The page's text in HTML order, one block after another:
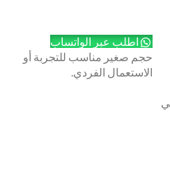
اطلب عبر الواتساب
حجم صغير مناسب للتجربة أو
الاستعمال الفردي.